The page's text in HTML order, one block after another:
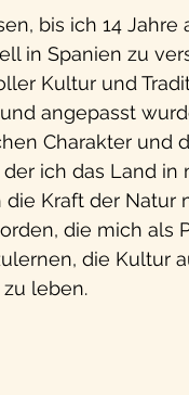
bis ich 14 Jahre
in Spanien zu
Kultur und
angepasst
Charakter und
ich das Land
Kraft der Natur
die mich als
die Kultur
leben.